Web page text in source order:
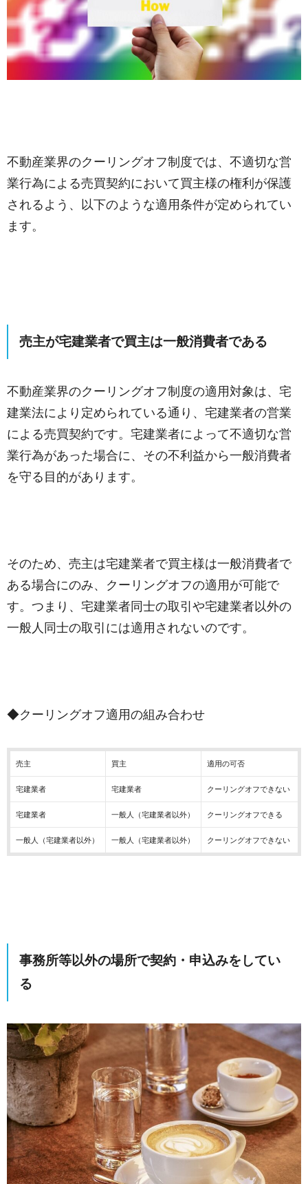
不動産業界のクーリングオフ制度では、不適切な営
業行為による売買契約において買主様の権利が保護
されるよう、以下のような適用条件が定められてい
ます。
売主が宅建業者で買主は一般消費者である
不動産業界のクーリングオフ制度の適用対象は、宅
建業法により定められている通り、宅建業者の営業
による売買契約です。宅建業者によって不適切な営
業行為があった場合に、その不利益から一般消費者
を守る目的があります。
そのため、売主は宅建業者で買主様は一般消費者で
ある場合にのみ、クーリングオフの適用が可能で
す。つまり、宅建業者同士の取引や宅建業者以外の
一般人同士の取引には適用されないのです。
◆クーリングオフ適用の組み合わせ
売主 買主 適用の可否
宅建業者 宅建業者 クーリングオフできない
宅建業者 一般人（宅建業者以外） クーリングオフできる
一般人（宅建業者以外） 一般人（宅建業者以外） クーリングオフできない
事務所等以外の場所で契約・申込みをしてい
る